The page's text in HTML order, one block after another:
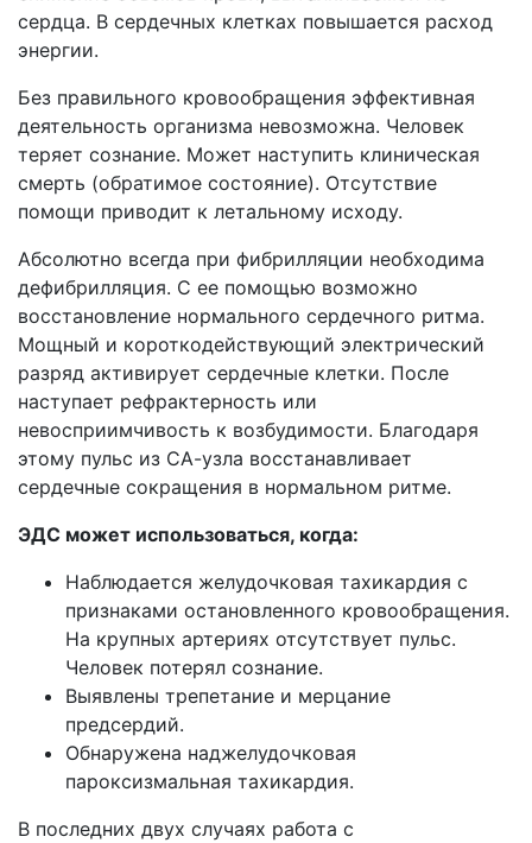
сердца. В сердечных клетках повышается расход
энергии.
Без правильного кровообращения эффективная
деятельность организма невозможна. Человек
теряет сознание. Может наступить клиническая
смерть (обратимое состояние). Отсутствие
помощи приводит к летальному исходу.
Абсолютно всегда при фибрилляции необходима
дефибрилляция. С ее помощью возможно
восстановление нормального сердечного ритма.
Мощный и короткодействующий электрический
разряд активирует сердечные клетки. После
наступает рефрактерность или
невосприимчивость к возбудимости. Благодаря
этому пульс из СА-узла восстанавливает
сердечные сокращения в нормальном ритме.
ЭДС может использоваться, когда:
Наблюдается желудочковая тахикардия с
признаками остановленного кровообращения.
На крупных артериях отсутствует пульс.
Человек потерял сознание.
Выявлены трепетание и мерцание
предсердий.
Обнаружена наджелудочковая
пароксизмальная тахикардия.
В последних двух случаях работа с